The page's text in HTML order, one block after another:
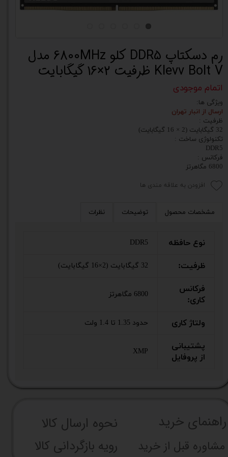
رم دسکتاپ DDR5 کلو 6800MHz مدل
Klevv Bolt V ظرفیت 2×16 گیگابایت
اتمام موجودی
ویژگی ها:
ارسال از انبار تهران
ظرفیت :
32 گیگابایت (2 × 16 گیگابایت)
تکنولوژی ساخت :
DDR5
فرکانس :
6800 مگاهرتز
افزودن به علاقه مندی ها
مشخصات محصول توضیحات نظرات
نوع حافظه DDR5
ظرفیت: 32 گیگابایت (2×16 گیگابایت)
فرکانس
کاری:
6800 مگاهرتز
ولتاژ کاری حدود 1.35 تا 1.4 ولت
پشتیبانی
از پروفایل
XMP
راهنما​​​​​​​​​​​​​​ی خرید نحوه ارسال کالا
مشاوره قبل از خرید رویه بازگردانی کالا